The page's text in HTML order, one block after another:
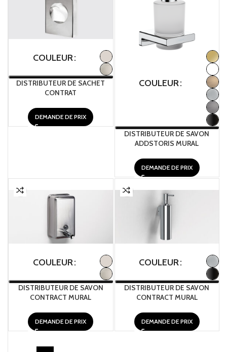
COULEUR
DISTRIBUTEUR DE SACHET
CONTRAT
DEMANDE DE PRIX
COULEUR
DISTRIBUTEUR DE SAVON
ADDSTORIS MURAL
DEMANDE DE PRIX
COULEUR
DISTRIBUTEUR DE SAVON
CONTRACT MURAL
DEMANDE DE PRIX
COULEUR
DISTRIBUTEUR DE SAVON
CONTRACT MURAL
DEMANDE DE PRIX